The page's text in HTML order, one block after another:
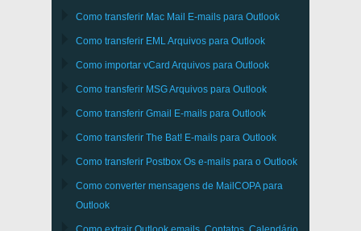
Como transferir Mac Mail E-mails para Outlook
Como transferir EML Arquivos para Outlook
Como importar vCard Arquivos para Outlook
Como transferir MSGArquivos para Outlook
Como transferir Gmail E-mails para Outlook
Como transferir The Bat! E-mails para Outlook
Como transferir Postbox Os e-mails para o Outlook
Como converter mensagens de MailCOPApara
Outlook